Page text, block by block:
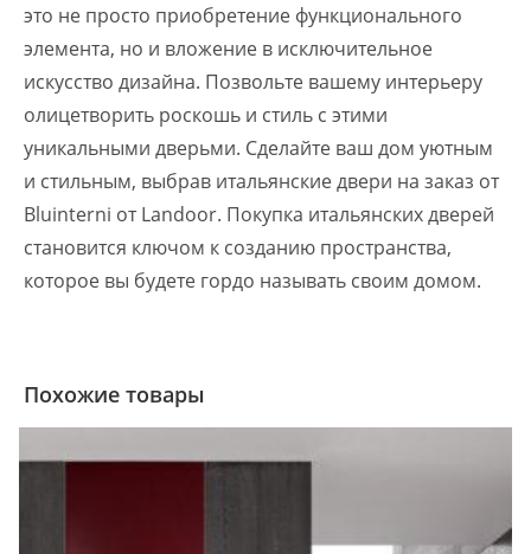
это не просто приобретение функционального
элемента, но и вложение в исключительное
искусство дизайна. Позвольте вашему интерьеру
олицетворить роскошь и стиль с этими
уникальными дверьми. Сделайте ваш дом уютным
и стильным, выбрав итальянские двери на заказ от
Bluinterni от Landoor. Покупка итальянских дверей
становится ключом к созданию пространства,
которое вы будете гордо называть своим домом.
Похожие товары